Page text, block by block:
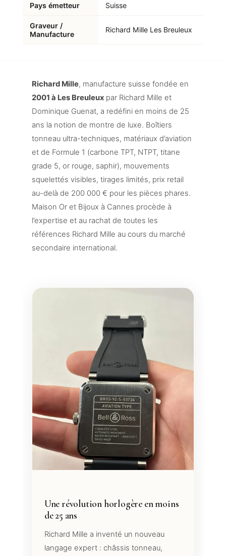
Pays émetteur Suisse
Graveur /
Manufacture
Richard Mille Les Breuleux
Richard Mille, manufacture suisse fondée en
2001 à Les Breuleuxpar Richard Mille et
Dominique Guenat, a redéfini en moins de 25
ans la notion de montre de luxe. Boîtiers
tonneau ultra-techniques, matériaux d’aviation
et de Formule 1 (carbone TPT, NTPT, titane
grade 5, or rouge, saphir), mouvements
squelettés visibles, tirages limités, prix retail
au-delà de 200 000 € pour les pièces phares.
Maison Or et Bijoux à Cannes procède à
l’expertise et au rachat de toutes les
références Richard Mille au cours du marché
secondaire international.
Une révolution horlogère en moins
de 25 ans
Richard Mille a inventé un nouveau
langage expert : châssis tonneau,